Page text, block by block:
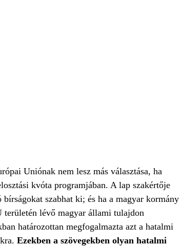
Uniónak nem lesz más választása, ha
kvóta programjában. A lap szakértője
szabhat ki; és ha a magyar kormány
területén lévő magyar állami tulajdon
határozottan megfogalmazta azt a hatalmi
Ezekben a szövegekben olyan hatalmi